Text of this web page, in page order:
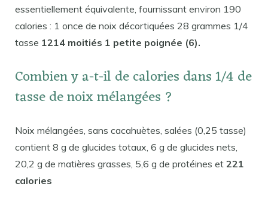
essentiellement équivalente, fournissant environ 190
calories : 1 once de noix décortiquées 28 grammes 1/4
tasse 1214 moitiés 1 petite poignée (6).
Combien y a-t-il de calories dans 1/4 de
tasse de noix mélangées ?
Noix mélangées, sans cacahuètes, salées (0,25 tasse)
contient 8 g de glucides totaux, 6 g de glucides nets,
20,2 g de matières grasses, 5,6 g de protéines et 221
calories